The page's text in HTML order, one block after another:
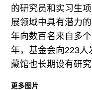
的研究员和实习生
展领域中具有潜力
年向数百名来自多
年，基金会向223人
藏馆也长期设有研究
更多图片